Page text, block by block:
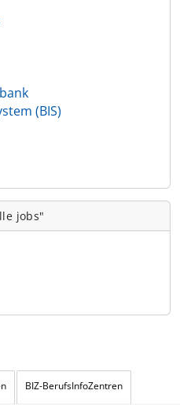
(BIS)
jobs"
BIZ-BerufsInfoZentren